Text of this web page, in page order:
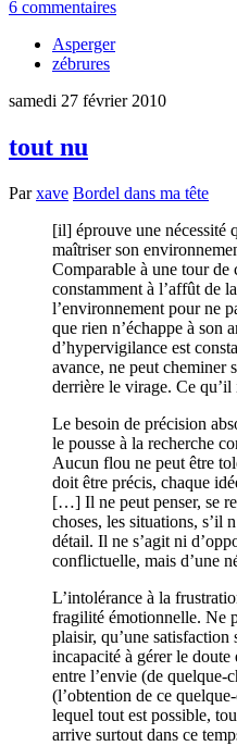
6 commentaires
Asperger
zébrures
samedi 27 février 2010
tout nu
Parxave Bordel dans ma tête
[il] éprouve une nécessité
maîtriser son
Comparable à une tour
constamment à l’affût de
l’environnement pour ne
que rien n’échappe à son
d’hypervigilance est
avance, ne peut cheminer
derrière le virage. Ce
Le besoin de précision
le pousse à la recherche
Aucun flou ne peut être
doit être précis, chaque
[…] Il ne peut penser, se
choses, les situations, s’il
détail. Il ne s’agit ni
conflictuelle, mais d’une
L’intolérance à la
fragilité émotionnelle. Ne
plaisir, qu’une
incapacité à gérer le doute
entre l’envie (de quelque-
(l’obtention de ce
lequel tout est possible,
arrive surtout dans ce